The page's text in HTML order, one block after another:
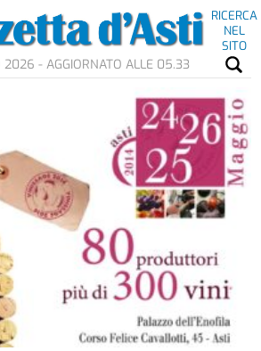
RICERCA
NEL
SITO
2026 - AGGIORNATO ALLE 05.33